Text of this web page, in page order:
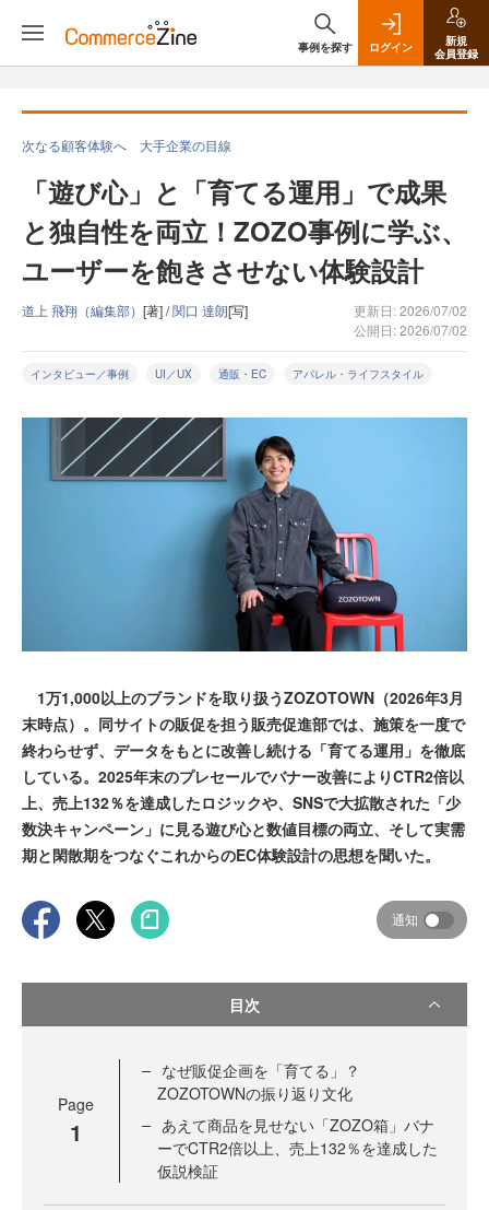
事例を探す ログイン
新規
会員登録
次なる顧客体験へ 大手企業の目線
「遊び心」と「育てる運用」で成果
と独自性を両立！ZOZO事例に学ぶ、
ユーザーを飽きさせない体験設計
道上 飛翔（編集部） [著] /関口 達朗[写]
更新日: 2026/07/02
公開日: 2026/07/02
インタビュー／事例 UI／UX 通販・EC アパレル・ライフスタイル
1万1,000以上のブランドを取り扱うZOZOTOWN（2026年3月
末時点）。同サイトの販促を担う販売促進部では、施策を一度で
終わらせず、データをもとに改善し続ける「育てる運用」を徹底
している。2025年末のプレセールでバナー改善によりCTR2倍以
上、売上132％を達成したロジックや、SNSで大拡散された「少
数決キャンペーン」に見る遊び心と数値目標の両立、そして実需
期と閑散期をつなぐこれからのEC体験設計の思想を聞いた。
通知
目次
Page
1
なぜ販促企画を「育てる」？
ZOZOTOWNの振り返り文化
あえて商品を見せない「ZOZO箱」バナ
ーでCTR2倍以上、売上132％を達成した
仮説検証